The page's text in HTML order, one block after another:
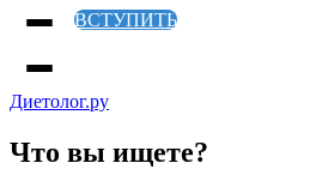
ВСТУПИТЬ
Диетолог.ру
Что вы ищете?